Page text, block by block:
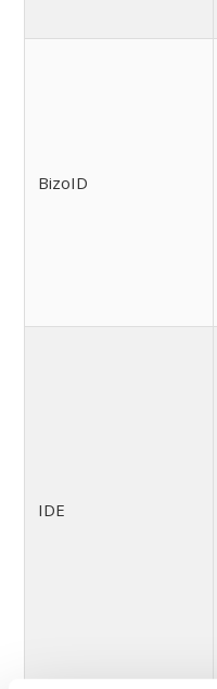
BizoID
IDE